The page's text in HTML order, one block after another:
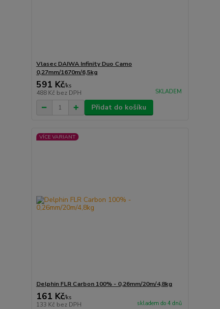
Vlasec DAIWA Infinity Duo Camo
0,27mm/1670m/6,5kg
591 Kč/ks
488 Kč bez DPH SKLADEM
Přidat do košíku
VÍCE VARIANT
Delphin FLR Carbon 100% - 0,26mm/20m/4,8kg
161 Kč/ks
133 Kč bez DPH skladem do 4 dnů